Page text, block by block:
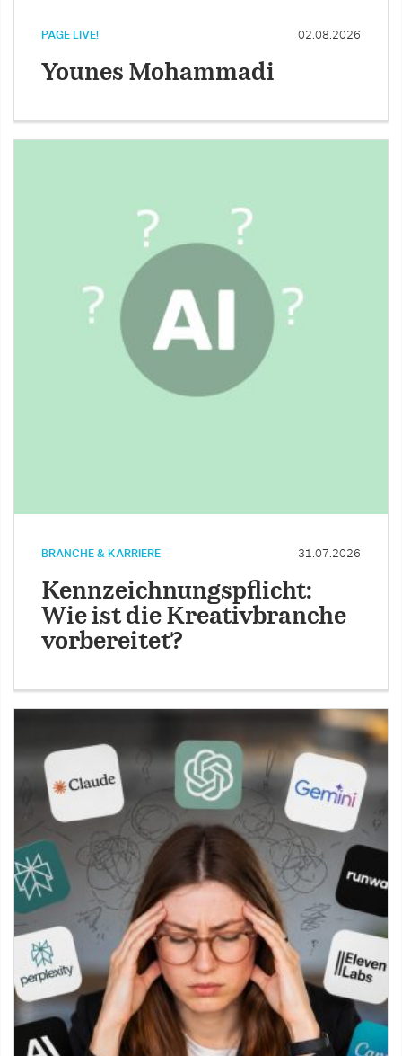
PAGE LIVE! 02.08.2026
Younes Mohammadi
BRANCHE & KARRIERE 31.07.2026
Kennzeichnungspflicht:
Wie ist die Kreativbranche
vorbereitet?